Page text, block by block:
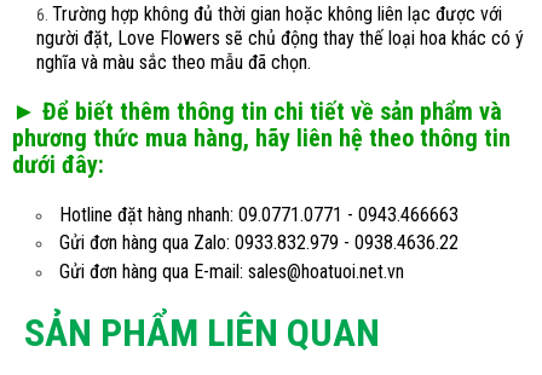
Trường hợp không đủ thời gian hoặc không liên lạc được với
người đặt, Love Flowers sẽ chủ động thay thế loại hoa khác có ý
nghĩa và màu sắc theo mẫu đã chọn.
► Để biết thêm thông tin chi tiết về sản phẩm và
phương thức mua hàng, hãy liên hệ theo thông tin
dưới đây:
Hotline đặt hàng nhanh: 09.0771.0771 - 0943.466663
Gửi đơn hàng qua Zalo: 0933.832.979 - 0938.4636.22
Gửi đơn hàng qua E-mail: sales@hoatuoi.net.vn
SẢN PHẨM LIÊN QUAN